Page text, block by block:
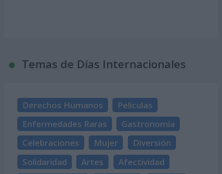
Temas de Días Internacionales
Derechos Humanos
Películas
Enfermedades Raras
Gastronomía
Celebraciones
Mujer
Diversión
Solidaridad
Artes
Afectividad